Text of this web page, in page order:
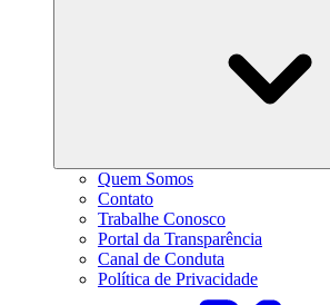
Quem Somos
Contato
Trabalhe Conosco
Portal da Transparência
Canal de Conduta
Política de Privacidade